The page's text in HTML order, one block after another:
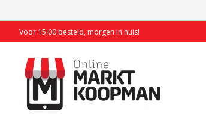
Voor 15:00 besteld, morgen in huis!